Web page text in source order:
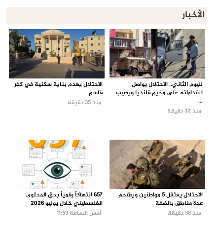
الأخبار
لليوم الثاني.. الاحتلال يواصل
اعتداءاته على مخيم قلنديا ويصيب
...
منذ 32 دقيقة
الاحتلال يهدم بناية سكنية في كفر
قاسم
منذ 35 دقيقة
الاحتلال يعتقل 5 مواطنين ويقتحم
عدة مناطق بالضفة
منذ 38 دقيقة
657 انتهاكاً رقمياً بحق المحتوى
الفلسطيني خلال يوليو 2026
أمس الساعة 11:59